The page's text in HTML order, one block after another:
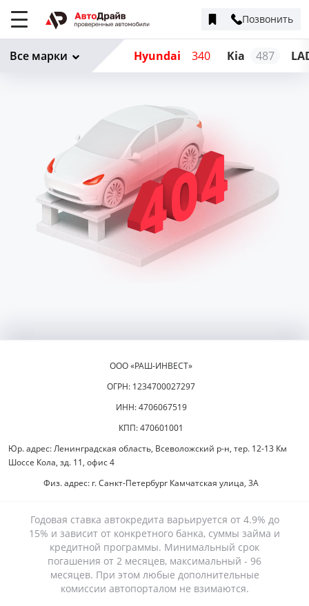
Позвонить
Hyundai 340 Kia 487
Все марки
ООО «РАШ-ИНВЕСТ»
ОГРН: 1234700027297
ИНН: 4706067519
КПП: 470601001
Юр. адрес: Ленинградская область, Всеволожский р-н, тер. 12-13 Км
Шоссе Кола, зд. 11, офис 4
Физ. адрес: г. Санкт-Петербург Камчатская улица, 3А
Годовая ставка автокредита варьируется от 4.9% до
15% и зависит от конкретного банка, суммы займа и
кредитной программы. Минимальный срок
погашения от 2 месяцев, максимальный - 96
месяцев. При этом любые дополнительные
комиссии автопорталом не взимаются.